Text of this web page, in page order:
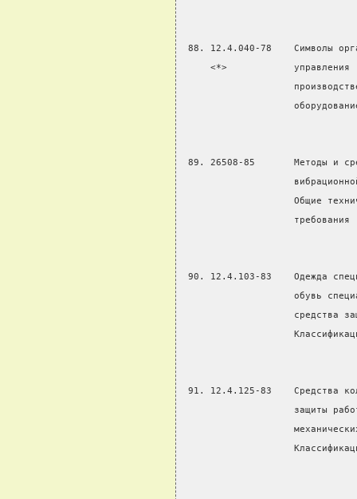
88. 12.4.040-78    Символы
     <*>            управления
89. 26508-85       Методы и
Общие
                    требования
90. 12.4.103-83    Одежда
обувь
средства
91. 12.4.125-83    Средства
защиты